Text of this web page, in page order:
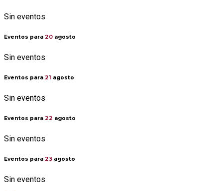
Sin eventos
Eventos para 20 agosto
Sin eventos
Eventos para 21 agosto
Sin eventos
Eventos para 22 agosto
Sin eventos
Eventos para 23 agosto
Sin eventos